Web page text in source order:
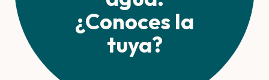
¿Conoces la
tuya?